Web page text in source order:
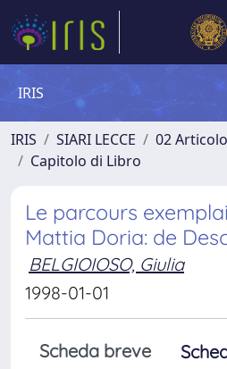
IRIS
IRIS SIARI LECCE
02
Capitolo di Libro
Le parcours
Mattia Doria: de
BELGIOIOSO, Giulia
1998-01-01
Scheda breve